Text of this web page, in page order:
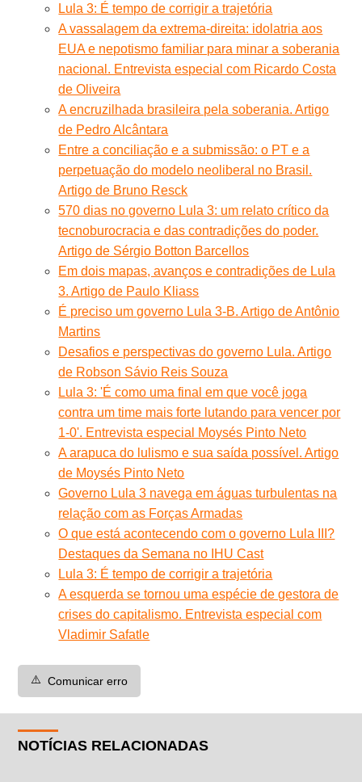
Lula 3: É tempo de corrigir a trajetória
A vassalagem da extrema-direita: idolatria aos
EUA e nepotismo familiar para minar a soberania
nacional. Entrevista especial com Ricardo Costa
de Oliveira
A encruzilhada brasileira pela soberania. Artigo
de Pedro Alcântara
Entre a conciliação e a submissão: o PT e a
perpetuação do modelo neoliberal no Brasil.
Artigo de Bruno Resck
570 dias no governo Lula 3: um relato crítico da
tecnoburocracia e das contradições do poder.
Artigo de Sérgio Botton Barcellos
Em dois mapas, avanços e contradições de Lula
3. Artigo de Paulo Kliass
É preciso um governo Lula 3-B. Artigo de Antônio
Martins
Desafios e perspectivas do governo Lula. Artigo
de Robson Sávio Reis Souza
Lula 3: 'É como uma final em que você joga
contra um time mais forte lutando para vencer por
1-0'. Entrevista especial Moysés Pinto Neto
A arapuca do lulismo e sua saída possível. Artigo
de Moysés Pinto Neto
Governo Lula 3 navega em águas turbulentas na
relação com as Forças Armadas
O que está acontecendo com o governo Lula III?
Destaques da Semana no IHU Cast
Lula 3: É tempo de corrigir a trajetória
A esquerda se tornou uma espécie de gestora de
crises do capitalismo. Entrevista especial com
Vladimir Safatle
⚠️ Comunicar erro
NOTÍCIAS RELACIONADAS